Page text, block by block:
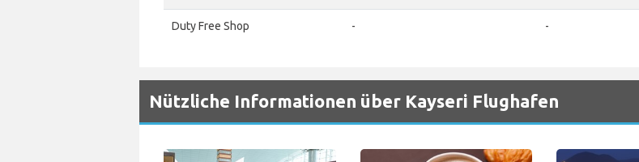
Duty Free Shop - -
Nützliche Informationen über Kayseri Flughafen